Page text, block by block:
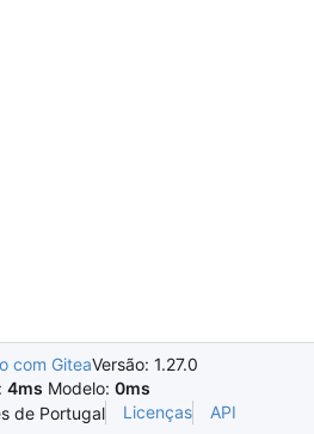
com GiteaVersão: 1.27.0
4ms Modelo: 0ms
de Portugal Licenças API